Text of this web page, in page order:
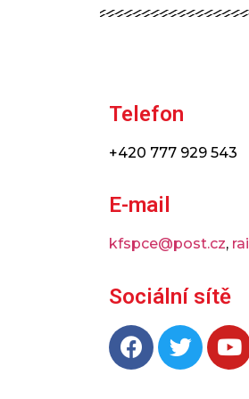
Telefon
+420 777 929 543
E-mail
kfspce@post.cz,
Sociální sítě